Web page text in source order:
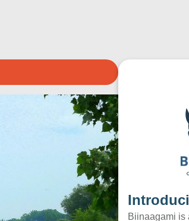
Biinaagami is